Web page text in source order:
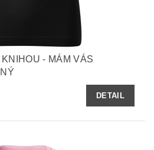
- MÁM VÁS
DETAIL